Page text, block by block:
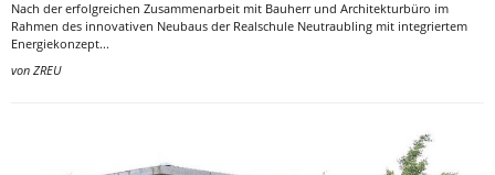
Nach der erfolgreichen Zusammenarbeit mit Bauherr und Architekturbüro im
Rahmen des innovativen Neubaus der Realschule Neutraubling mit integriertem
Energiekonzept...
von ZREU